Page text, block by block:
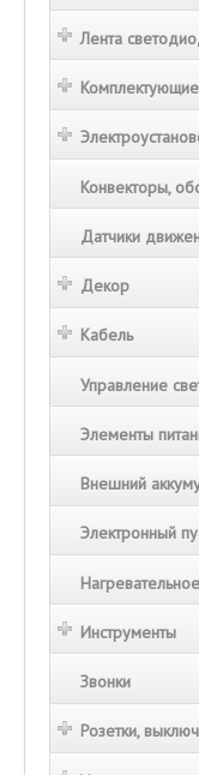
Лента
Конвекторы,
Датчики
Декор
Кабель
Управление
Элементы
Внешний
Электронный
Инструменты
Звонки
Розетки,